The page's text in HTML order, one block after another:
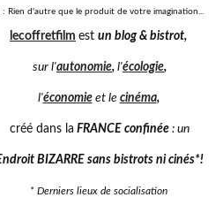
: Rien d'autre que le produit de votre imagination...
lecoffretfilm est un blog & bistrot,
sur l'autonomie, l'écologie,
l'économie et le cinéma,
créé dans la FRANCE confinée : un
BIZARRE sans bistrots ni cinés*!
* Derniers lieux de socialisation